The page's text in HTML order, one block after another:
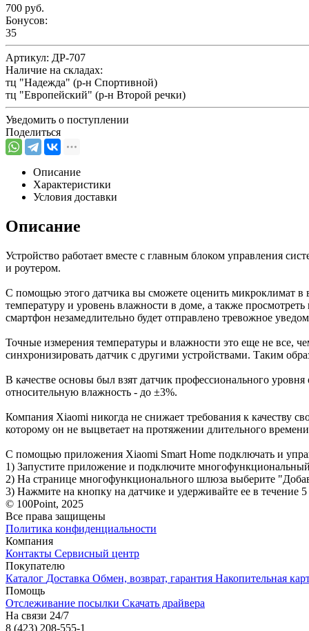
700 руб.
Бонусов:
35
Артикул: ДР-707
Наличие на складах:
тц "Надежда" (р-н Спортивной)
тц "Европейский" (р-н Второй речки)
Уведомить о поступлении
Поделиться
Описание
Характеристики
Условия доставки
Описание
Устройство работает вместе с главным блоком управления
и роутером.
С помощью этого датчика вы сможете оценить микроклимат
температуру и уровень влажности в доме, а также
смартфон незамедлительно будет отправлено тревожное
Точные измерения температуры и влажности это еще не все,
синхронизировать датчик с другими устройствами. Таким
В качестве основы был взят датчик профессионального
относительную влажность - до ±3%.
Компания Xiaomi никогда не снижает требования к качеству
которому он не выцветает на протяжении длительного
С помощью приложения Xiaomi Smart Home подключать и
1) Запустите приложение и подключите
2) На странице многофункционального шлюза выберите
3) Нажмите на кнопку на датчике и удерживайте ее в течение
© 100Point, 2025
Все права защищены
Политика конфиденциальности
Компания
Контакты Сервисный центр
Покупателю
Каталог Доставка Обмен, возврат, гарантия Накопительная
Помощь
Отслеживание посылки Скачать драйвера
На связи 24/7
8 (423) 208-555-1